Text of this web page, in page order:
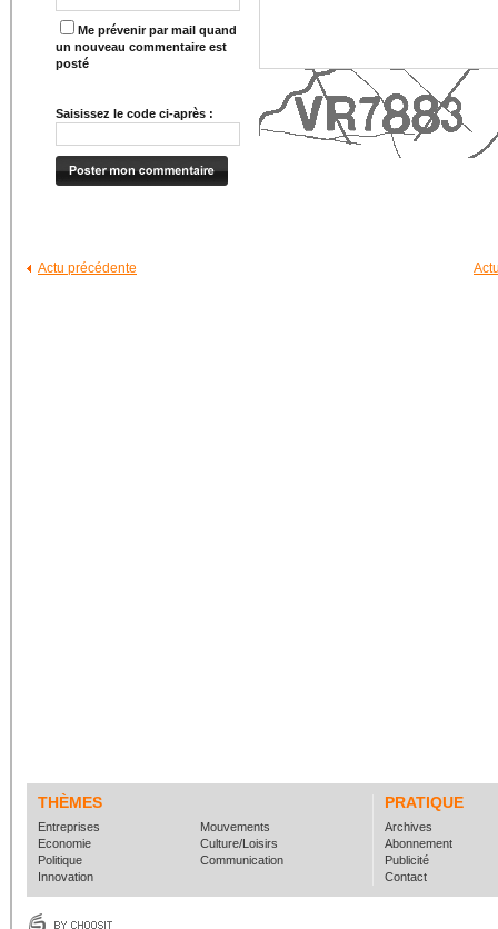
Me prévenir par mail quand
un nouveau commentaire est
posté
Saisissez le code ci-après :
Actu précédente
THÈMES PRATIQUE
Entreprises
Economie
Politique
Innovation
Mouvements
Culture/Loisirs
Communication
Archives
Abonnement
Publicité
Contact